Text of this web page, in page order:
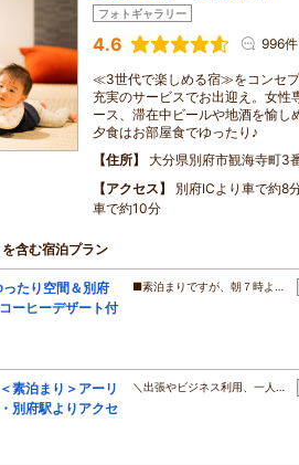
フォトギャラリー
4.6 996件
≪3世代で楽しめる宿≫をコンセ
充実のサービスでお出迎え。女性
ース、滞在中ビールや地酒を愉
夕食はお部屋食でゆったり♪
住所
大分県別府市観海寺町3
アクセス
別府ICより車で約8
車で約10分
を含む宿泊プラン
たり空間＆別府
ーヒーデザート付
■素泊まりですが、朝７時よ…
素泊まり＞アーリ
別府駅よりアクセ
＼出張やビジネス利用、一人…